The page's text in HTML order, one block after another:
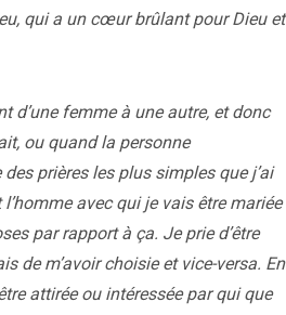
qui a un cœur brûlant pour Dieu et
d’une femme à une autre, et donc
ou quand la personne
prières les plus simples que j’ai
avec qui je vais être mariée
par rapport à ça. Je prie d’être
de m’avoir choisie et vice-versa. En
attirée ou intéressée par qui que